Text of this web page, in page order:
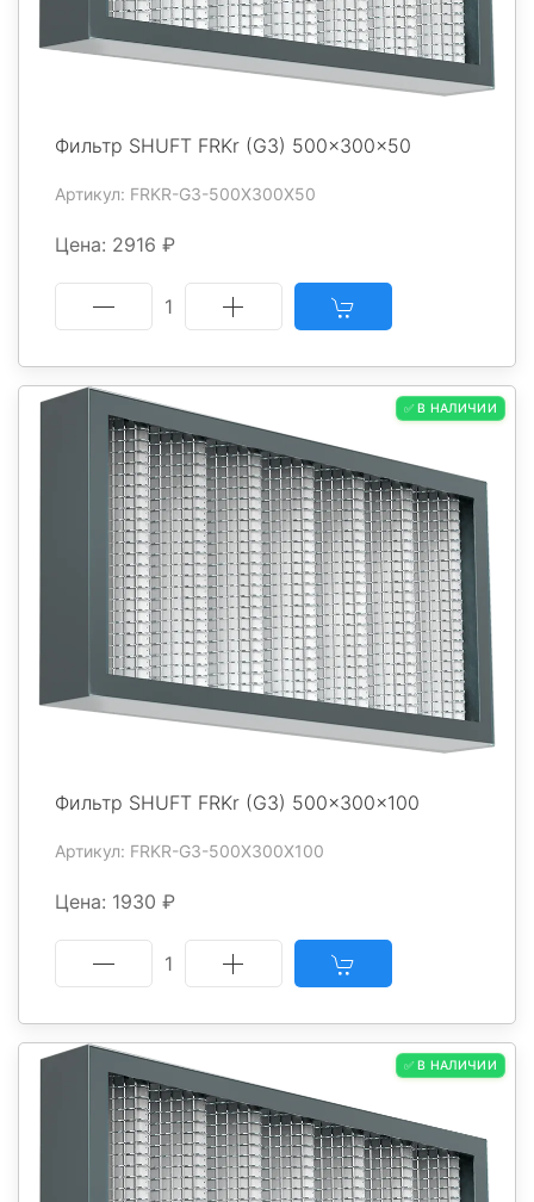
Фильтр SHUFT FRKr (G3) 500x300x50
Артикул: FRKR-G3-500X300X50
Цена: 2916 ₽
1
✅ В НАЛИЧИИ
Фильтр SHUFT FRKr (G3) 500x300x100
Артикул: FRKR-G3-500X300X100
Цена: 1930 ₽
1
✅ В НАЛИЧИИ